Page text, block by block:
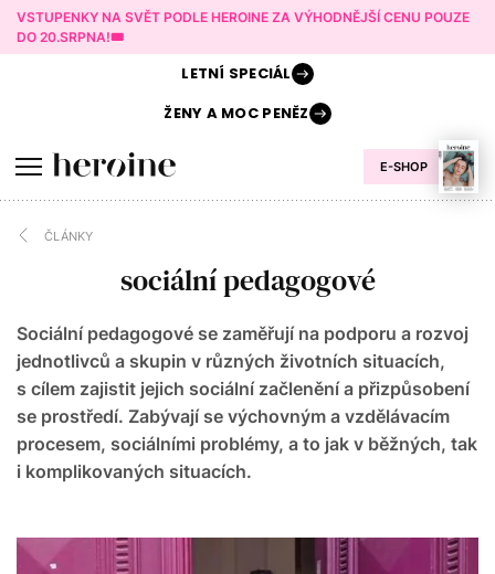
VSTUPENKY NA SVĚT PODLE HEROINE ZA VÝHODNĚJŠÍ CENU POUZE
DO 20.SRPNA!🎟️
E-SHOP
LETNÍ SPECIÁL
ŽENY AMOC PENĚZ
ČLÁNKY
sociální pedagogové
Sociální pedagogové se zaměřují na podporu a rozvoj
jednotlivců a skupin v různých životních situacích,
s cílem zajistit jejich sociální začlenění a přizpůsobení
se prostředí. Zabývají se výchovným a vzdělávacím
procesem, sociálními problémy, a to jak v běžných, tak
i komplikovaných situacích.